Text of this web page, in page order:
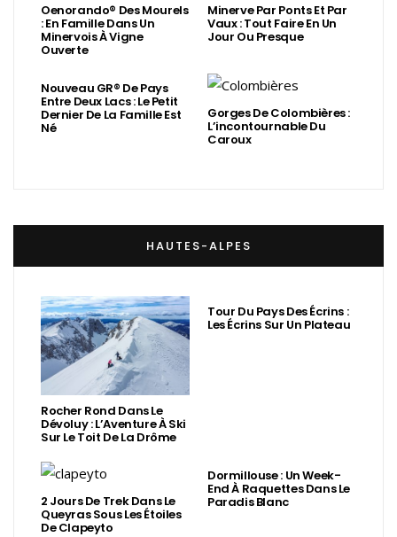
Oenorando® Des Mourels
: En Famille Dans Un
Minervois À Vigne
Ouverte
Minerve Par Ponts Et Par
Vaux : Tout Faire En Un
Jour Ou Presque
Nouveau GR® De Pays
Entre Deux Lacs : Le Petit
Dernier De La Famille Est
Né
Gorges De Colombières :
L’incontournable Du
Caroux
HAUTES-ALPES
Rocher Rond Dans Le
Dévoluy : L’Aventure À Ski
Sur Le Toit De La Drôme
Tour Du Pays Des Écrins :
Les Écrins Sur Un Plateau
2 Jours De Trek Dans Le
Queyras Sous Les Étoiles
De Clapeyto
Dormillouse : Un Week-
End À Raquettes Dans Le
Paradis Blanc